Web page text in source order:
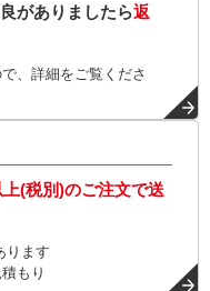
がありましたら返
、詳細をご覧くださ
上(税別)のご注文で送
ります
もり